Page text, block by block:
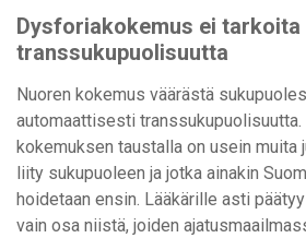
Dysforiakokemus ei
transsukupuolisuutta
Nuoren kokemus väärästä
automaattisesti
kokemuksen taustalla on usein muita
liity sukupuoleen ja jotka ainakin
hoidetaan ensin. Lääkärille asti
vain osa niistä, joiden